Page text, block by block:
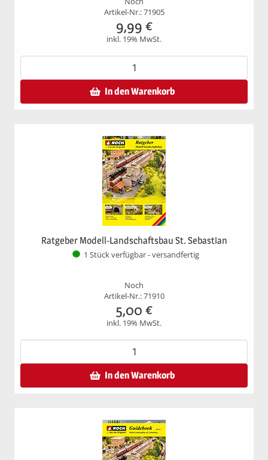
Artikel-Nr.: 71905
9,99 €
inkl. 19% MwSt.
In den Warenkorb
Ratgeber Modell-Landschaftsbau St. Sebastian
1 Stück verfügbar - versandfertig
Noch
Artikel-Nr.: 71910
5,00 €
inkl. 19% MwSt.
In den Warenkorb